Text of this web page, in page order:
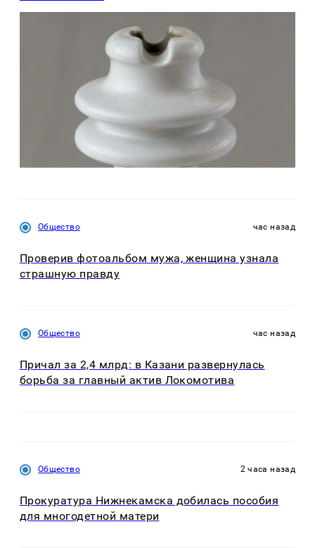
Общество час назад
Проверив фотоальбом мужа, женщина узнала
страшную правду
Общество час назад
Причал за 2,4 млрд: в Казани развернулась
борьба за главный актив Локомотива
Общество 2 часа назад
Прокуратура Нижнекамска добилась пособия
для многодетной матери